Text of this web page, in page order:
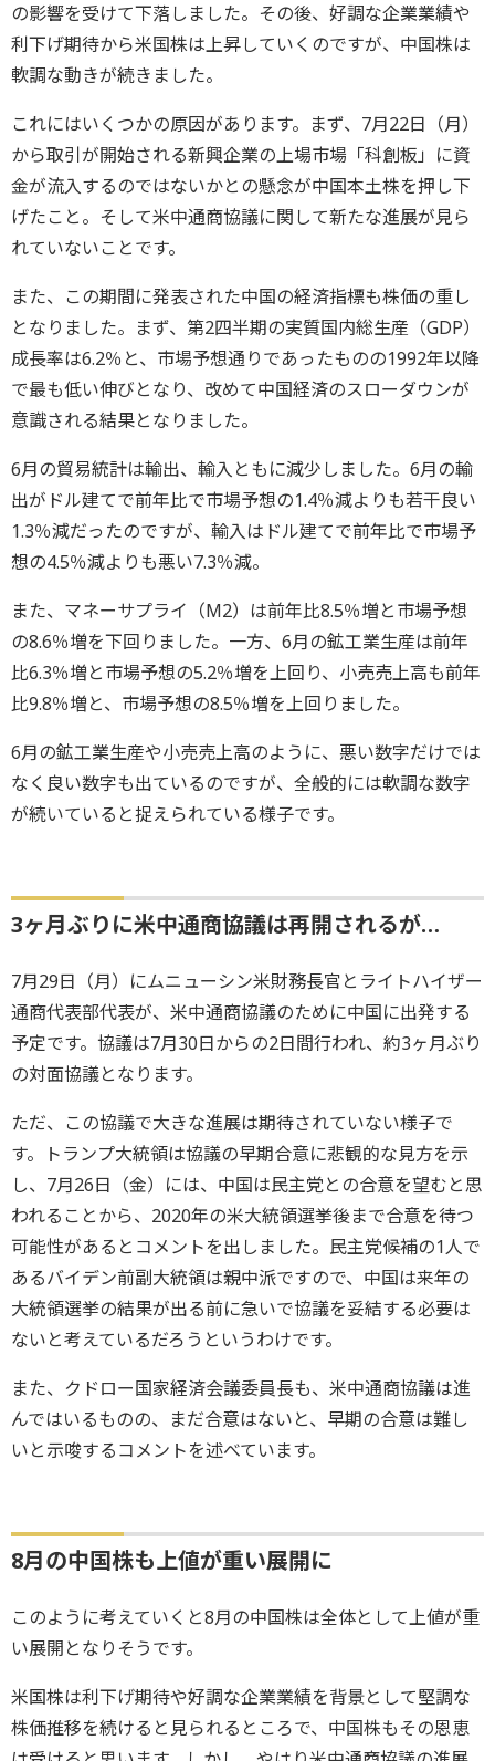
の影響を受けて下落しました。その後、好調な企業業績や
利下げ期待から米国株は上昇していくのですが、中国株は
軟調な動きが続きました。
これにはいくつかの原因があります。まず、7月22日（月）
から取引が開始される新興企業の上場市場「科創板」に資
金が流入するのではないかとの懸念が中国本土株を押し下
げたこと。そして米中通商協議に関して新たな進展が見ら
れていないことです。
また、この期間に発表された中国の経済指標も株価の重し
となりました。まず、第2四半期の実質国内総生産（GDP）
成長率は6.2％と、市場予想通りであったものの1992年以降
で最も低い伸びとなり、改めて中国経済のスローダウンが
意識される結果となりました。
6月の貿易統計は輸出、輸入ともに減少しました。6月の輸
出がドル建てで前年比で市場予想の1.4％減よりも若干良い
1.3％減だったのですが、輸入はドル建てで前年比で市場予
想の4.5％減よりも悪い7.3％減。
また、マネーサプライ（M2）は前年比8.5％増と市場予想
の8.6％増を下回りました。一方、6月の鉱工業生産は前年
比6.3％増と市場予想の5.2％増を上回り、小売売上高も前年
比9.8％増と、市場予想の8.5％増を上回りました。
6月の鉱工業生産や小売売上高のように、悪い数字だけでは
なく良い数字も出ているのですが、全般的には軟調な数字
が続いていると捉えられている様子です。
3ヶ月ぶりに米中通商協議は再開されるが…
7月29日（月）にムニューシン米財務長官とライトハイザー
通商代表部代表が、米中通商協議のために中国に出発する
予定です。協議は7月30日からの2日間行われ、約3ヶ月ぶり
の対面協議となります。
ただ、この協議で大きな進展は期待されていない様子で
す。トランプ大統領は協議の早期合意に悲観的な見方を示
し、7月26日（金）には、中国は民主党との合意を望むと思
われることから、2020年の米大統領選挙後まで合意を待つ
可能性があるとコメントを出しました。民主党候補の1人で
あるバイデン前副大統領は親中派ですので、中国は来年の
大統領選挙の結果が出る前に急いで協議を妥結する必要は
ないと考えているだろうというわけです。
また、クドロー国家経済会議委員長も、米中通商協議は進
んではいるものの、まだ合意はないと、早期の合意は難し
いと示唆するコメントを述べています。
8月の中国株も上値が重い展開に
このように考えていくと8月の中国株は全体として上値が重
い展開となりそうです。
米国株は利下げ期待や好調な企業業績を背景として堅調な
株価推移を続けると見られるところで、中国株もその恩恵